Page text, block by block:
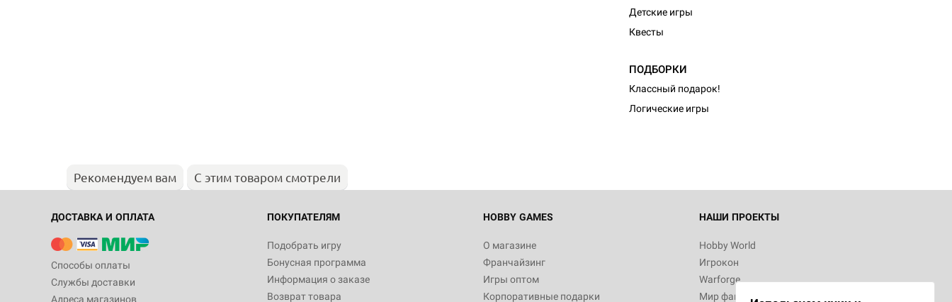
Детские игры
Квесты
ПОДБОРКИ
Классный подарок!
Логические игры
Рекомендуем вам С этим товаром смотрели
ДОСТАВКА И ОПЛАТА
Способы оплаты
Службы доставки
Адреса магазинов
ПОКУПАТЕЛЯМ
Подобрать игру
Бонусная программа
Информация о заказе
Возврат товара
HOBBY GAMES
О магазине
Франчайзинг
Игры оптом
Корпоративные подарки
НАШИ ПРОЕКТЫ
Hobby World
Игрокон
Warforge
Мир фантастики